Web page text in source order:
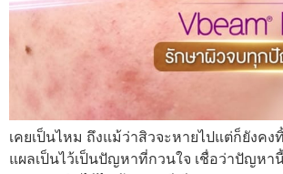
เคยเป็นไหม ถึงแม้ว่าสิวจะหายไปแต่ก็ยังคง
แผลเป็นไว้เป็นปัญหาที่กวนใจ เชื่อว่าปัญหา